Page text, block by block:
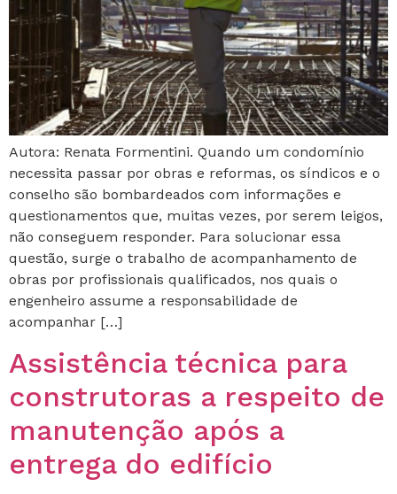
Autora: Renata Formentini. Quando um condomínio
necessita passar por obras e reformas, os síndicos e o
conselho são bombardeados com informações e
questionamentos que, muitas vezes, por serem leigos,
não conseguem responder. Para solucionar essa
questão, surge o trabalho de acompanhamento de
obras por profissionais qualificados, nos quais o
engenheiro assume a responsabilidade de
acompanhar […]
Assistência técnica para
construtoras a respeito de
manutenção após a
entrega do edifício